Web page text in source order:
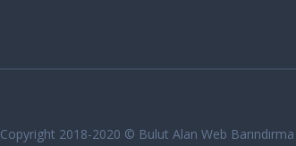
Copyright 2018-2020 © Bulut Alan Web